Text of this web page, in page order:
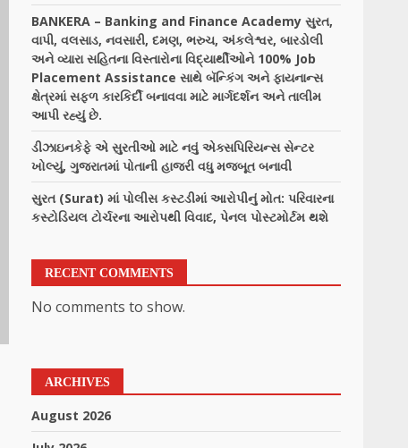
BANKERA – Banking and Finance Academy સુરત,
વાપી, વલસાડ, નવસારી, દમણ, ભરુચ, અંકલેશ્વર, બારડોલી
અને વ્યારા સહિતના વિસ્તારોના વિદ્યાર્થીઓને 100% Job
Placement Assistance સાથે બૅન્કિંગ અને ફાયનાન્સ
ક્ષેત્રમાં સફળ કારકિર્દી બનાવવા માટે માર્ગદર્શન અને તાલીમ
આપી રહ્યું છે.
ડીઝાઇનકેફે એ સુરતીઓ માટે નવું એક્સપિરિયન્સ સેન્ટર
ખોલ્યું, ગુજરાતમાં પોતાની હાજરી વધુ મજબૂત બનાવી
સુરત (Surat) માં પોલીસ કસ્ટડીમાં આરોપીનું મોત: પરિવારના
કસ્ટોડિયલ ટોર્ચરના આરોપથી વિવાદ, પેનલ પોસ્ટમોર્ટમ થશે
RECENT COMMENTS
No comments to show.
ARCHIVES
August 2026